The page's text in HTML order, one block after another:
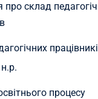
про склад
процесу